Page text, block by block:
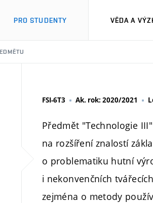
PRO STUDENTY VĚDA A
FSI-6T3 Ak. rok: 2020/2021
Předmět "Technologie
na rozšíření znalostí
o problematiku hutní
i nekonvenčních
zejména o metody